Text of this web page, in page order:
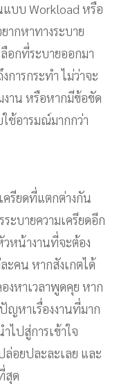
แบบ Workload หรือ
ากหาทางระบาย
อกที่ระบายออกมา
ารกระทำ ไม่ว่าจะ
าน หรือหากมีข้อขัด
ช้อารมณ์มากกว่า
รียดที่แตกต่างกัน
ะบายความเครียดอีก
หน้างานที่จะต้อง
ะคน หากสังเกตได้
งหาเวลาพูดคุย หาก
ญหาเรื่องงานที่มาก
ไปสู่การเข้าใจ
อยปละละเลย และ
สุด